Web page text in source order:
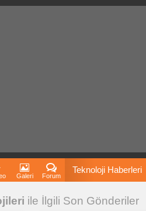
Galeri Forum
Teknoloji Haberleri
Film Önerileri
ile İlgili Son Gönderiler